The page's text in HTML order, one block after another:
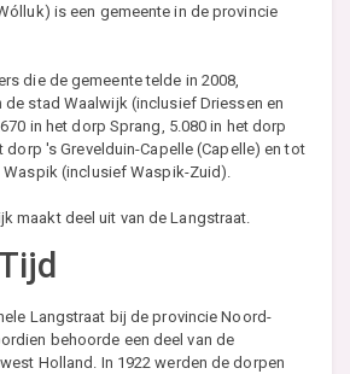
is een gemeente in de provincie
die de gemeente telde in 2008,
de stad Waalwijk (inclusief Driessen en
in het dorp Sprang, 5.080 in het dorp
dorp 's Grevelduin-Capelle (Capelle) en tot
(inclusief Waspik-Zuid).
maakt deel uit van de Langstraat.
Langstraat bij de provincie Noord-
behoorde een deel van de
Holland. In 1922 werden de dorpen